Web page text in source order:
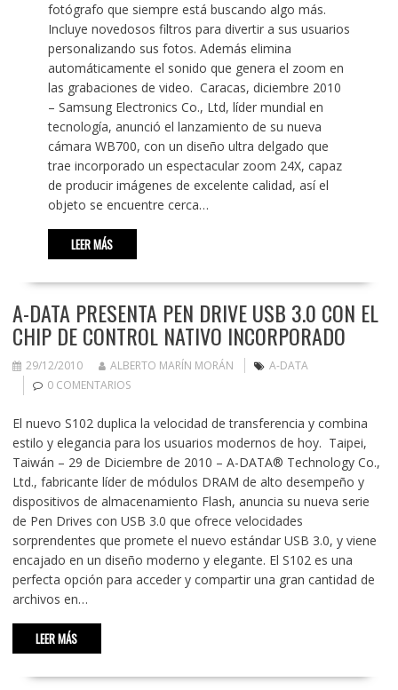
fotógrafo que siempre está buscando algo más.
Incluye novedosos filtros para divertir a sus usuarios
personalizando sus fotos. Además elimina
automáticamente el sonido que genera el zoom en
las grabaciones de video. Caracas, diciembre 2010
– Samsung Electronics Co., Ltd, líder mundial en
tecnología, anunció el lanzamiento de su nueva
cámara WB700, con un diseño ultra delgado que
trae incorporado un espectacular zoom 24X, capaz
de producir imágenes de excelente calidad, así el
objeto se encuentre cerca…
LEER MÁS
A-DATA PRESENTA PEN DRIVE USB 3.0 CON EL
CHIP DE CONTROL NATIVO INCORPORADO
29/12/2010 ALBERTO MARÍN MORÁN
A-DATA
0 COMENTARIOS
El nuevo S102 duplica la velocidad de transferencia y combina
estilo y elegancia para los usuarios modernos de hoy. Taipei,
Taiwán – 29 de Diciembre de 2010 – A-DATA® Technology Co.,
Ltd., fabricante líder de módulos DRAM de alto desempeño y
dispositivos de almacenamiento Flash, anuncia su nueva serie
de Pen Drives con USB 3.0 que ofrece velocidades
sorprendentes que promete el nuevo estándar USB 3.0, y viene
encajado en un diseño moderno y elegante. El S102 es una
perfecta opción para acceder y compartir una gran cantidad de
archivos en…
LEER MÁS